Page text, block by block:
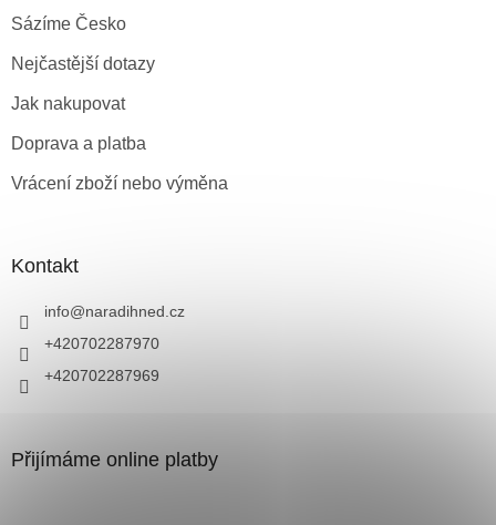
Sázíme Česko
Nejčastější dotazy
Jak nakupovat
Doprava a platba
Vrácení zboží nebo výměna
Kontakt
info@naradihned.cz
+420702287970
+420702287969
Přijímáme online platby